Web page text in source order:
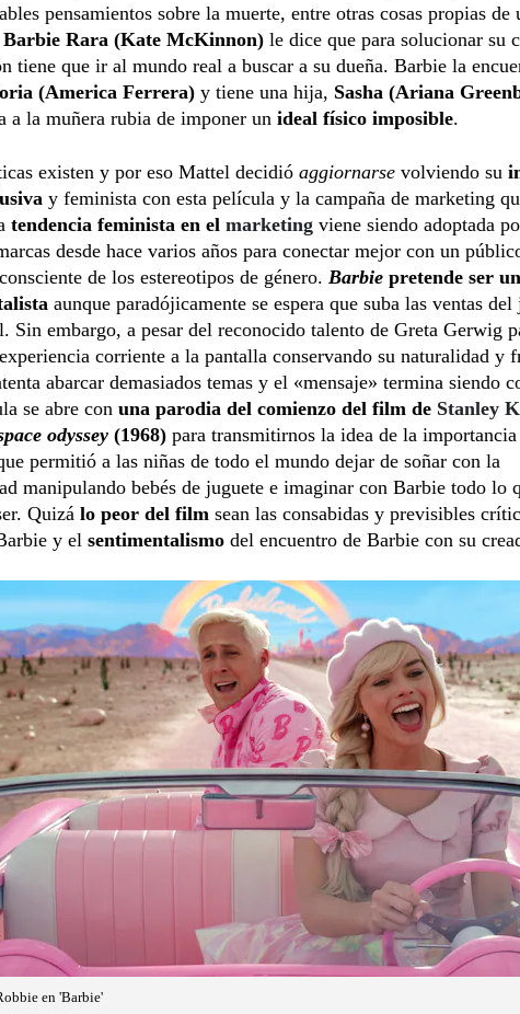
pensamientos sobre la muerte, entre otras cosas propias de
Barbie Rara (Kate McKinnon) le dice que para solucionar su
tiene que ir al mundo real a buscar a su dueña. Barbie la
(America Ferrera) y tiene una hija, Sasha (Ariana
a la muñera rubia de imponer un ideal físico imposible.
existen y por eso Mattel decidió aggiornarse volviendo su
y feminista con esta película y la campaña de marketing
tendencia feminista en el marketing viene siendo adoptada
desde hace varios años para conectar mejor con un
de los estereotipos de género. Barbie pretende ser
aunque paradójicamente se espera que suba las ventas del
Sin embargo, a pesar del reconocido talento de Greta Gerwig
corriente a la pantalla conservando su naturalidad y
abarcar demasiados temas y el «mensaje» termina siendo
se abre con una parodia del comienzo del film de Stanley
odyssey (1968) para transmitirnos la idea de la importancia
permitió a las niñas de todo el mundo dejar de soñar con la
manipulando bebés de juguete e imaginar con Barbie todo lo
Quizá lo peor del film sean las consabidas y previsibles
y el sentimentalismo del encuentro de Barbie con su
en 'Barbie'